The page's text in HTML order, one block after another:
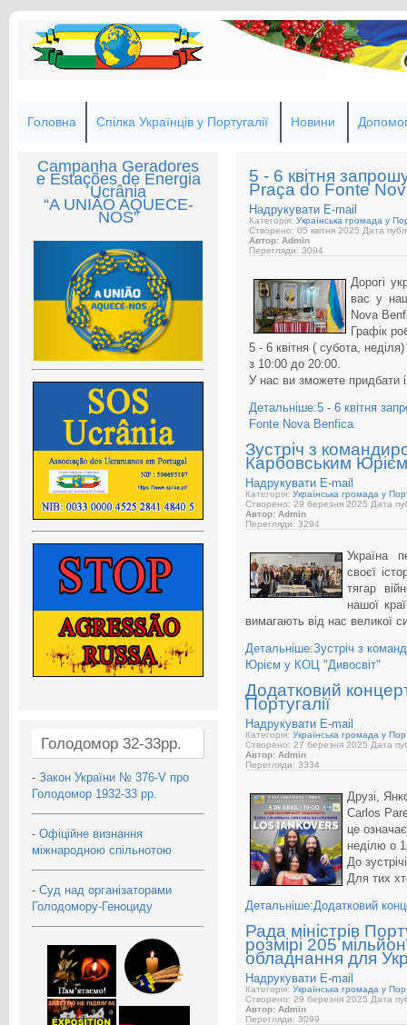
Головна Спілка Українців у Португалії Новини
Campanha Geradores
e Estações de Energia
Ucrânia
“A UNIÃO AQUECE-
NOS”
Голодомор 32-33рр.
- Закон України № 376-V про
Голодомор 1932-33 рр.
- Офіційне визнання
міжнародною спільнотою
- Суд над організаторами
Голодомору-Геноциду
5 - 6 квітня
Praça do Fonte
Надрукувати E-mail
Категорія:Українська громада у
Створено: 05 квітня 2025 Дата
Автор: Admin
Перегляди: 3094
Дорогі
вас у
Nova
Графік
5 - 6 квітня ( субота, неділя)
з 10:00 до 20:00.
У нас ви зможете придбати
Детальніше:5 - 6 квітня
Fonte Nova Benfica
Зустріч з
Карбовським
Надрукувати E-mail
Категорія: Українська громада у
Створено: 29 березня 2025 Дата
Автор: Admin
Перегляди: 3294
Україна
своєї
тягар
нашої
вимагають від нас великої
Детальніше:Зустріч з
Юрієм у КОЦ "Дивосвіт"
Додатковий
Португалії
Надрукувати E-mail
Категорія: Українська громада у
Створено: 27 березня 2025 Дата
Автор: Admin
Перегляди: 3334
Друзі,
Carlos
це
неділю о
До
Для тих
Детальніше:Додатковий
Рада міністрів
розмірі 205
обладнання для
Надрукувати E-mail
Категорія: Українська громада у
Створено: 29 березня 2025 Дата
Автор: Admin
Перегляди: 3099